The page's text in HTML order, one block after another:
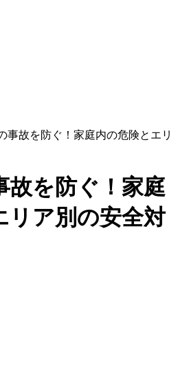
事故を防ぐ！家庭内の危険とエリ
故を防ぐ！家庭
リア別の安全対